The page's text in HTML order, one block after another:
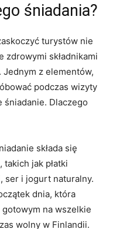
śniadania?
turystów nie
zdrowymi składnikami
Jednym z elementów,
⁢podczas wizyty
‌Dlaczego
składa się
jak płatki
ser ‍i jogurt naturalny.
dnia,⁣ która⁣
na wszelkie
wolny w Finlandii.